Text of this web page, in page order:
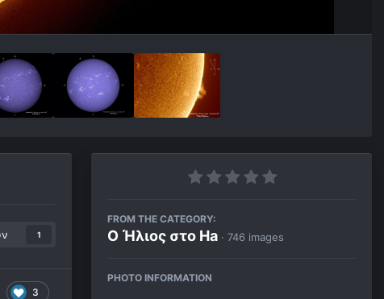
1
3
FROM THE CATEGORY:
Ο Ήλιος στο Ha · 746 images
PHOTO INFORMATION